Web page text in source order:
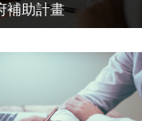
補助計畫